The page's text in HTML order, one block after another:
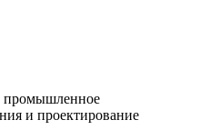
промышленное
и проектирование